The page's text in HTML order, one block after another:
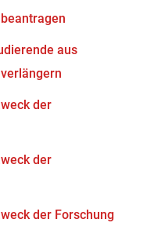
aus
der
der
der Forschung